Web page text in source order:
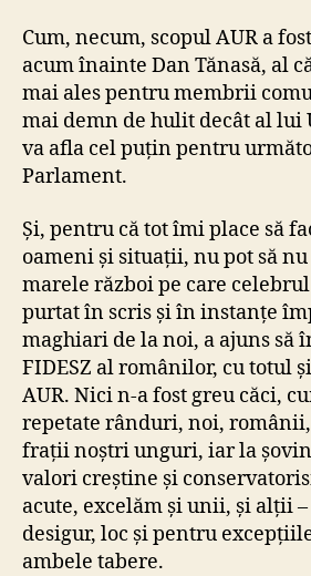
Cum, necum, scopul AUR a
acum înainte Dan Tănasă, al
mai ales pentru membrii
mai demn de hulit decât al lui
va afla cel puțin pentru
Parlament.
Și, pentru că tot îmi place să
oameni și situații, nu pot să
marele război pe care
purtat în scris și în instanțe
maghiari de la noi, a ajuns să
FIDESZ al românilor, cu totul
AUR. Nici n-a fost greu căci,
repetate rânduri, noi,
frații noștri unguri, iar la
valori creștine și
acute, excelăm și unii, și alții
desigur, loc și pentru
ambele tabere.